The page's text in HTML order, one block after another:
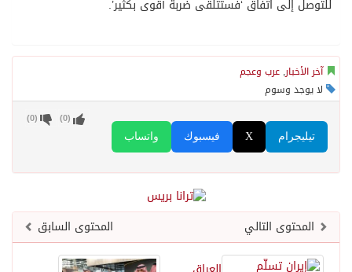
للتوصل إلى اتفاق ‘فستتلقى ضربة أقوى بكثير’.
آخر الأخبار, عرب وعجم
لا يوجد وسوم
واتساب فيسبوك X تيليجرام
(
0
) (
0
)
المحتوى السابق
المحتوى التالي